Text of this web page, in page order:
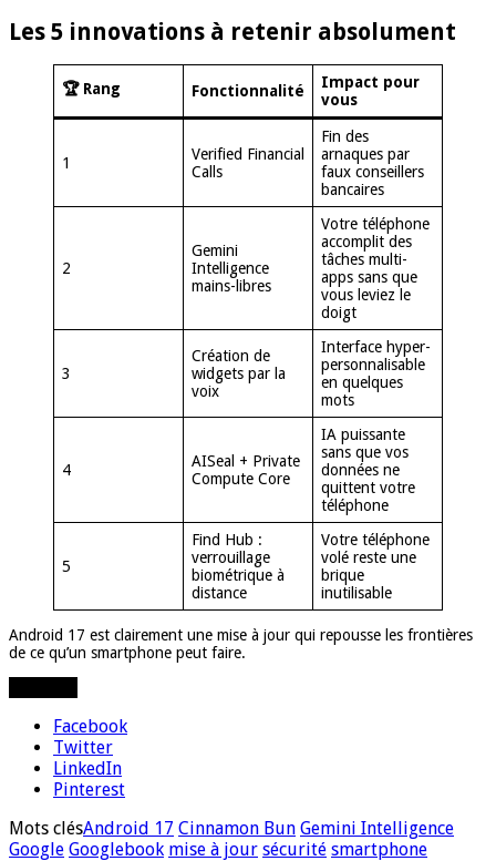
Les 5 innovations à retenir absolument
🏆 Rang Fonctionnalité
Impact pour
vous
1
Verified Financial
Calls
Fin des
arnaques par
faux conseillers
bancaires
2
Gemini
Intelligence
mains-libres
Votre téléphone
accomplit des
tâches multi-
apps sans que
vous leviez le
doigt
3
Création de
widgets par la
voix
Interface hyper-
personnalisable
en quelques
mots
4
AISeal + Private
Compute Core
IA puissante
sans que vos
données ne
quittent votre
téléphone
5
Find Hub :
verrouillage
biométrique à
distance
Votre téléphone
volé reste une
brique
inutilisable
Android 17 est clairement une mise à jour qui repousse les frontières
de ce qu’un smartphone peut faire.
Facebook
Twitter
LinkedIn
Pinterest
Mots clésAndroid 17 Cinnamon Bun Gemini Intelligence
Google Googlebook mise à jour sécurité smartphone